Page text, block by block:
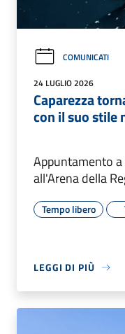
COMUNICATI
24 LUGLIO 2026
Caparezza
con il suo stile
Appuntamento
all'Arena della
Tempo libero
LEGGI DI PIÙ